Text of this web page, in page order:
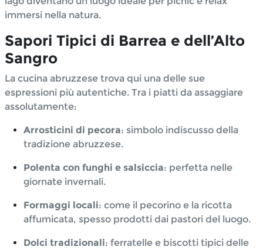
immersi nella natura.
Sapori Tipici di Barrea e dell’Alto
Sangro
La cucina abruzzese trova qui una delle sue
espressioni più autentiche. Tra i piatti da assaggiare
assolutamente:
Arrosticini di pecora: simbolo indiscusso della
tradizione abruzzese.
Polenta con funghi e salsiccia: perfetta nelle
giornate invernali.
Formaggi locali: come il pecorino e la ricotta
affumicata, spesso prodotti dai pastori del luogo.
Dolci tradizionali: ferratelle e biscotti tipici delle